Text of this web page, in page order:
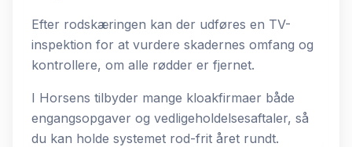
Efter rodskæringen kan der udføres en TV-
inspektion for at vurdere skadernes omfang og
kontrollere, om alle rødder er fjernet.
I Horsens tilbyder mange kloakfirmaer både
engangsopgaver og vedligeholdelsesaftaler, så
du kan holde systemet rod-frit året rundt.